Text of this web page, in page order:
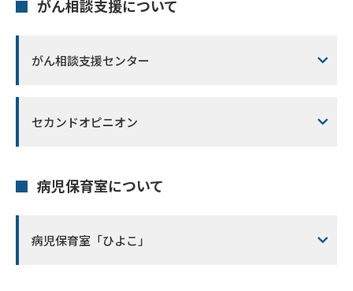
がん相談支援について
がん相談支援センター
セカンドオピニオン
病児保育室について
病児保育室「ひよこ」